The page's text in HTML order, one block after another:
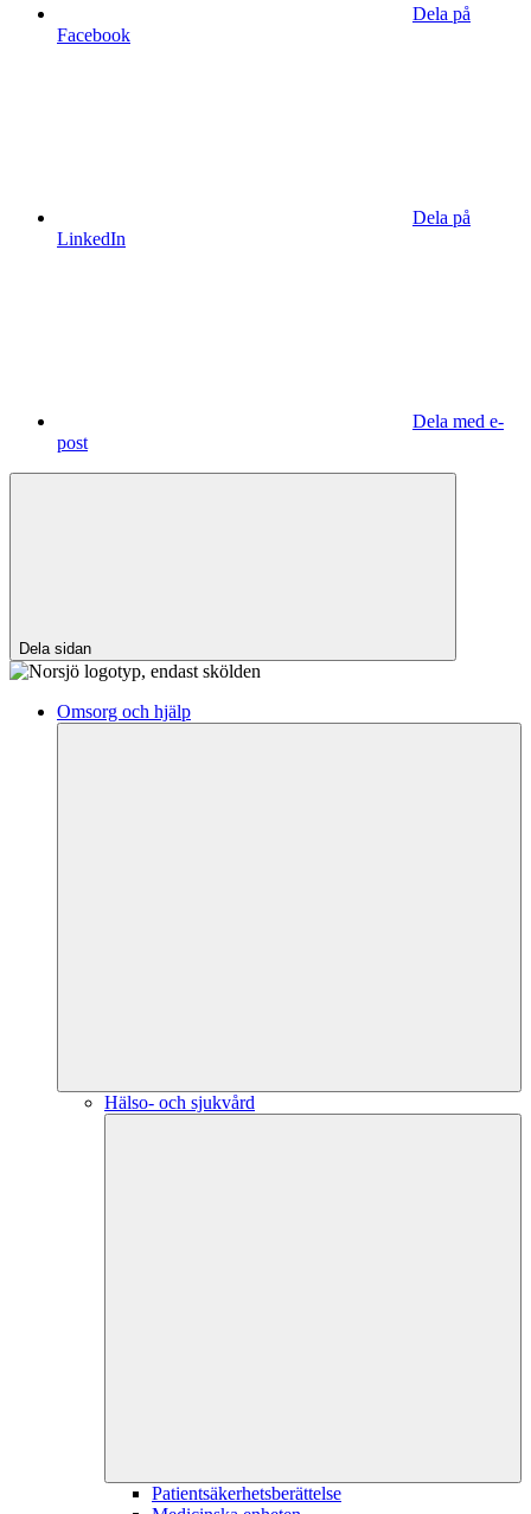
Dela på
Facebook
Dela på
LinkedIn
Dela med e-
post
Dela sidan
Omsorg och hjälp
Hälso- och sjukvård
Patientsäkerhetsberättelse